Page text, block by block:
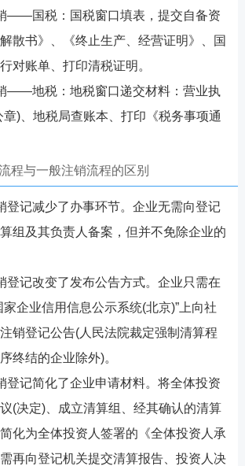
——国税：国税窗口填表，提交自备资
散书》、《终止生产、经营证明》、国
对账单、打印清税证明。
——地税：地税窗口递交材料：营业执
)、地税局查账本、打印《税务事项通
程与一般注销流程的区别
登记减少了办事环节。企业无需向登记
组及其负责人备案，但并不免除企业的
登记改变了发布公告方式。企业只需在
家企业信用信息公示系统(北京)”上向社
销登记公告(人民法院裁定强制清算程
终结的企业除外)。
登记简化了企业申请材料。将全体投资
(决定)、成立清算组、经其确认的清算
化为全体投资人签署的《全体投资人承
再向登记机关提交清算报告、投资人决